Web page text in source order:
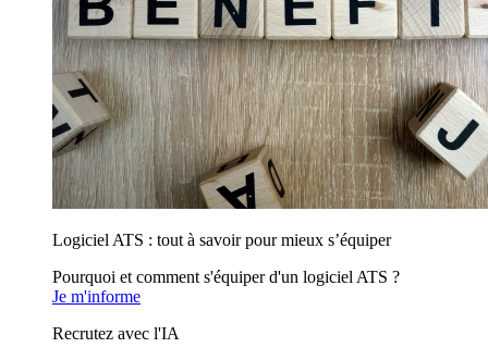
Logiciel ATS : tout à savoir pour mieux s’équiper
Pourquoi et comment s'équiper d'un logiciel ATS ?
Je m'informe
Recrutez avec l'IA